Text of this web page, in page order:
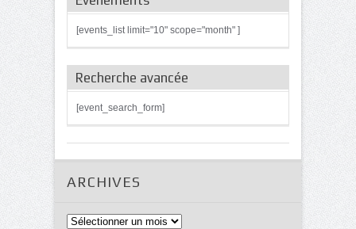
[events_list limit="10" scope="month" ]
Recherche avancée
[event_search_form]
ARCHIVES
Archives